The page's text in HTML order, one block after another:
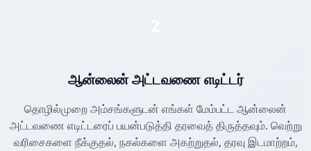
ஆன்லைன் அட்டவணை எடிட்டர்
தொழில்முறை அம்சங்களுடன் எங்கள் மேம்பட்ட ஆன்லைன்
அட்டவணை எடிட்டரைப் பயன்படுத்தி தரவைத் திருத்தவும். வெற்று
வரிசைகளை நீக்குதல், நகல்களை அகற்றுதல், தரவு இடமாற்றம்,